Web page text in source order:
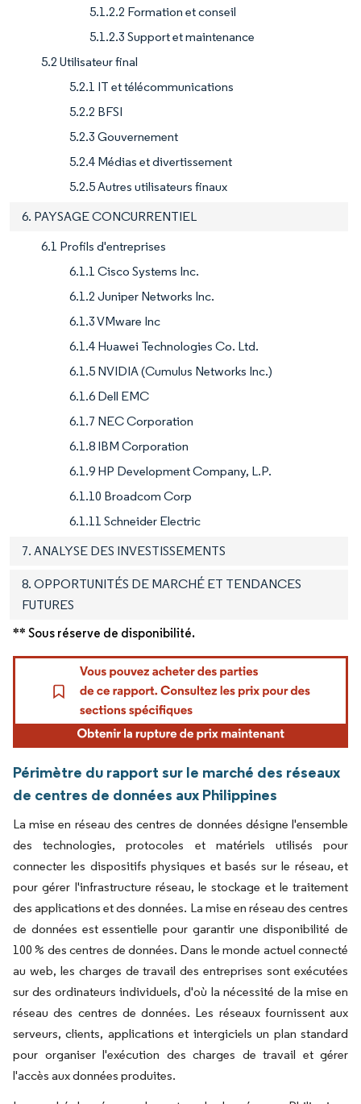
5.1.2.2 Formation et conseil
5.1.2.3 Support et maintenance
5.2 Utilisateur final
5.2.1 IT et télécommunications
5.2.2 BFSI
5.2.3 Gouvernement
5.2.4 Médias et divertissement
5.2.5 Autres utilisateurs finaux
6. PAYSAGE CONCURRENTIEL
6.1 Profils d'entreprises
6.1.1 Cisco Systems Inc.
6.1.2 Juniper Networks Inc.
6.1.3 VMware Inc
6.1.4 Huawei Technologies Co. Ltd.
6.1.5 NVIDIA (Cumulus Networks Inc.)
6.1.6 Dell EMC
6.1.7 NEC Corporation
6.1.8 IBM Corporation
6.1.9 HP Development Company, L.P.
6.1.10 Broadcom Corp
6.1.11 Schneider Electric
7. ANALYSE DES INVESTISSEMENTS
8. OPPORTUNITÉS DE MARCHÉ ET TENDANCES
FUTURES
** Sous réserve de disponibilité.
Périmètre du rapport sur le marché des réseaux
de centres de données aux Philippines
La mise en réseau des centres de données désigne l'ensemble
des technologies, protocoles et matériels utilisés pour
connecter les dispositifs physiques et basés sur le réseau, et
pour gérer l'infrastructure réseau, le stockage et le traitement
des applications et des données. La mise en réseau des centres
de données est essentielle pour garantir une disponibilité de
100 % des centres de données. Dans le monde actuel connecté
au web, les charges de travail des entreprises sont exécutées
sur des ordinateurs individuels, d'où la nécessité de la mise en
réseau des centres de données. Les réseaux fournissent aux
serveurs, clients, applications et intergiciels un plan standard
pour organiser l'exécution des charges de travail et gérer
l'accès aux données produites.